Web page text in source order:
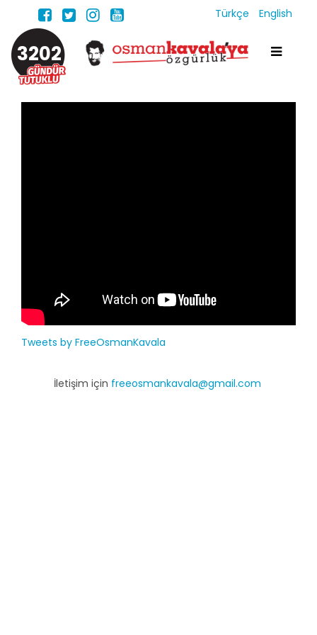
Türkçe English
3202
Tweets by FreeOsmanKavala
İletişim için freeosmankavala@gmail.com